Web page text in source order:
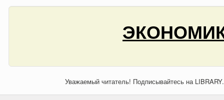
Уважаемый читатель! Подписывайтесь на